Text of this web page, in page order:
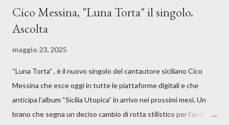
Cico Messina, "Luna Torta" il singolo.
Ascolta
maggio 23, 2025
“Luna Torta” , è il nuovo singolo del cantautore siciliano Cico
Messina che esce oggi in tutte le piattaforme digitali e che
anticipa l’album “Sicilia Utopica” in arrivo nei prossimi mesi. Un
brano che segna un deciso cambio di rotta stilistico per l’autore